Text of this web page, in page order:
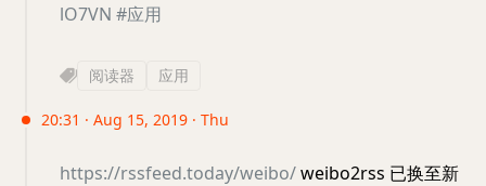
lO7VN #应用
阅读器 应用
20:31 · Aug 15, 2019 · Thu
https://rssfeed.today/weibo/weibo2rss 已换至新